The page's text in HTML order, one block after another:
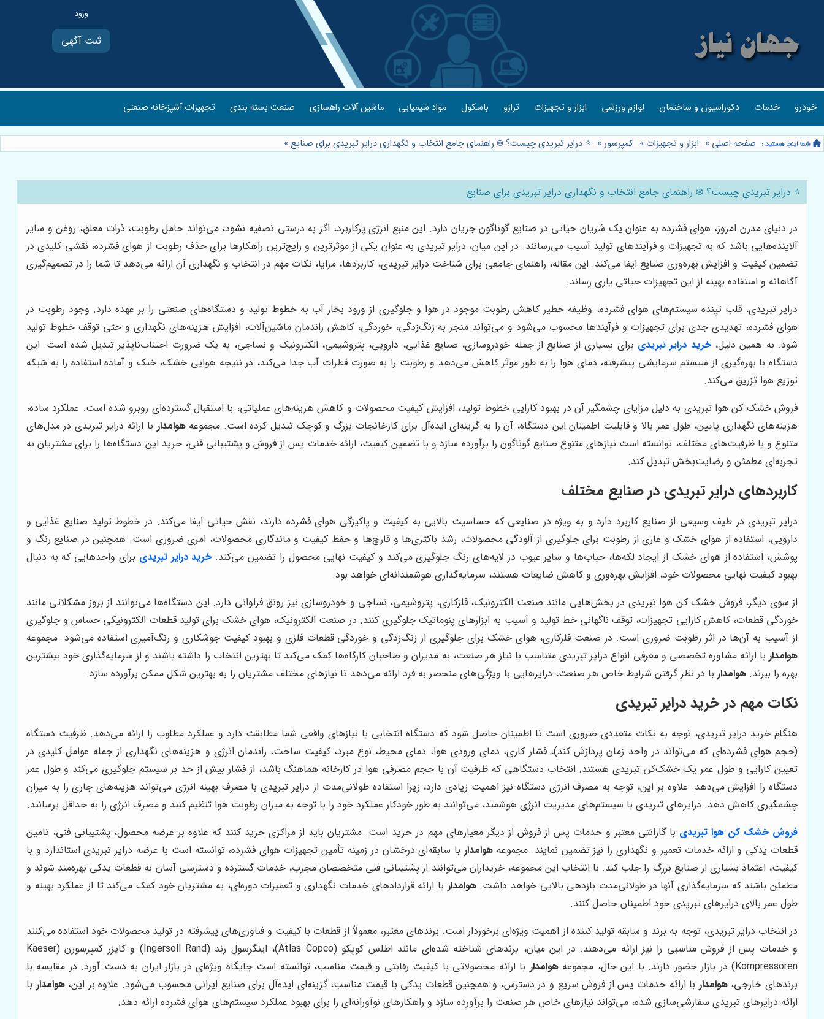
ثبت آگهی
خودرو خدمات دکوراسیون و ساختمان لوازم ورزشی ابزار و تجهیزات ترازو باسکول مواد شیمیایی ماشین آلات راهسازی صنعت بسته بندی تجهیزات آشپزخانه صنعتی
صفحه اصلی » ابزار و تجهیزات » کمپرسور» ⭐️ درایر تبریدی چیست؟ ❄️ راهنمای جامع انتخاب و نگهداری درایر تبریدی برای صنایع»
⭐️ درایر تبریدی چیست؟ ❄️ راهنمای جامع انتخاب و نگهداری درایر تبریدی برای صنایع
در دنیای مدرن امروز، هوای فشرده به عنوان یک شریان حیاتی در صنایع گوناگون جریان دارد. این منبع انرژی پرکاربرد، اگر به درستی تصفیه نشود، می‌تواند حامل رطوبت، ذرات معلق، روغن و سایر
آلاینده‌هایی باشد که به تجهیزات و فرآیندهای تولید آسیب می‌رسانند. در این میان، درایر تبریدی به عنوان یکی از موثرترین و رایج‌ترین راهکارها برای حذف رطوبت از هوای فشرده، نقشی کلیدی در
تضمین کیفیت و افزایش بهره‌وری صنایع ایفا می‌کند. این مقاله، راهنمای جامعی برای شناخت درایر تبریدی، کاربردها، مزایا، نکات مهم در انتخاب و نگهداری آن ارائه می‌دهد تا شما را در تصمیم‌گیری
آگاهانه و استفاده بهینه از این تجهیزات حیاتی یاری رساند.
درایر تبریدی، قلب تپنده سیستم‌های هوای فشرده، وظیفه خطیر کاهش رطوبت موجود در هوا و جلوگیری از ورود بخار آب به خطوط تولید و دستگاه‌های صنعتی را بر عهده دارد. وجود رطوبت در
هوای فشرده، تهدیدی جدی برای تجهیزات و فرآیندها محسوب می‌شود و می‌تواند منجر به زنگ‌زدگی، خوردگی، کاهش راندمان ماشین‌آلات، افزایش هزینه‌های نگهداری و حتی توقف خطوط تولید
شود. به همین دلیل،خرید درایر تبریدی برای بسیاری از صنایع از جمله خودروسازی، صنایع غذایی، دارویی، پتروشیمی، الکترونیک و نساجی، به یک ضرورت اجتناب‌ناپذیر تبدیل شده است. این
دستگاه با بهره‌گیری از سیستم سرمایشی پیشرفته، دمای هوا را به طور موثر کاهش می‌دهد و رطوبت را به صورت قطرات آب جدا می‌کند، در نتیجه هوایی خشک، خنک و آماده استفاده را به شبکه
توزیع هوا تزریق می‌کند.
فروش خشک کن هوا تبریدی به دلیل مزایای چشمگیر آن در بهبود کارایی خطوط تولید، افزایش کیفیت محصولات و کاهش هزینه‌های عملیاتی، با استقبال گسترده‌ای روبرو شده است. عملکرد ساده،
هزینه‌های نگهداری پایین، طول عمر بالا و قابلیت اطمینان این دستگاه، آن را به گزینه‌ای ایده‌آل برای کارخانجات بزرگ و کوچک تبدیل کرده است. مجموعههوامدار با ارائه درایر تبریدی در مدل‌های
متنوع و با ظرفیت‌های مختلف، توانسته است نیازهای متنوع صنایع گوناگون را برآورده سازد و با تضمین کیفیت، ارائه خدمات پس از فروش و پشتیبانی فنی، خرید این دستگاه‌ها را برای مشتریان به
تجربه‌ای مطمئن و رضایت‌بخش تبدیل کند.
کاربردهای درایر تبریدی در صنایع مختلف
درایر تبریدی در طیف وسیعی از صنایع کاربرد دارد و به ویژه در صنایعی که حساسیت بالایی به کیفیت و پاکیزگی هوای فشرده دارند، نقش حیاتی ایفا می‌کند. در خطوط تولید صنایع غذایی و
دارویی، استفاده از هوای خشک و عاری از رطوبت برای جلوگیری از آلودگی محصولات، رشد باکتری‌ها و قارچ‌ها و حفظ کیفیت و ماندگاری محصولات، امری ضروری است. همچنین در صنایع رنگ و
پوشش، استفاده از هوای خشک از ایجاد لکه‌ها، حباب‌ها و سایر عیوب در لایه‌های رنگ جلوگیری می‌کند و کیفیت نهایی محصول را تضمین می‌کند. خرید درایر تبریدی برای واحدهایی که به دنبال
بهبود کیفیت نهایی محصولات خود، افزایش بهره‌وری و کاهش ضایعات هستند، سرمایه‌گذاری هوشمندانه‌ای خواهد بود.
از سوی دیگر، فروش خشک کن هوا تبریدی در بخش‌هایی مانند صنعت الکترونیک، فلزکاری، پتروشیمی، نساجی و خودروسازی نیز رونق فراوانی دارد. این دستگاه‌ها می‌توانند از بروز مشکلاتی مانند
خوردگی قطعات، کاهش کارایی تجهیزات، توقف ناگهانی خط تولید و آسیب به ابزارهای پنوماتیک جلوگیری کنند. در صنعت الکترونیک، هوای خشک برای تولید قطعات الکترونیکی حساس و جلوگیری
از آسیب به آن‌ها در اثر رطوبت ضروری است. در صنعت فلزکاری، هوای خشک برای جلوگیری از زنگ‌زدگی و خوردگی قطعات فلزی و بهبود کیفیت جوشکاری و رنگ‌آمیزی استفاده می‌شود. مجموعه
هوامدار با ارائه مشاوره تخصصی و معرفی انواع درایر تبریدی متناسب با نیاز هر صنعت، به مدیران و صاحبان کارگاه‌ها کمک می‌کند تا بهترین انتخاب را داشته باشند و از سرمایه‌گذاری خود بیشترین
بهره را ببرند. هوامدار با در نظر گرفتن شرایط خاص هر صنعت، درایرهایی با ویژگی‌های منحصر به فرد ارائه می‌دهد تا نیازهای مختلف مشتریان را به بهترین شکل ممکن برآورده سازد.
نکات مهم در خرید درایر تبریدی
هنگام خرید درایر تبریدی، توجه به نکات متعددی ضروری است تا اطمینان حاصل شود که دستگاه انتخابی با نیازهای واقعی شما مطابقت دارد و عملکرد مطلوب را ارائه می‌دهد. ظرفیت دستگاه
(حجم هوای فشرده‌ای که می‌تواند در واحد زمان پردازش کند)، فشار کاری، دمای ورودی هوا، دمای محیط، نوع مبرد، کیفیت ساخت، راندمان انرژی و هزینه‌های نگهداری از جمله عوامل کلیدی در
تعیین کارایی و طول عمر یک خشک‌کن تبریدی هستند. انتخاب دستگاهی که ظرفیت آن با حجم مصرفی هوا در کارخانه هماهنگ باشد، از فشار بیش از حد بر سیستم جلوگیری می‌کند و طول عمر
دستگاه را افزایش می‌دهد. علاوه بر این، توجه به مصرف انرژی دستگاه نیز اهمیت زیادی دارد، زیرا استفاده طولانی‌مدت از درایر تبریدی با مصرف بهینه انرژی می‌تواند هزینه‌های جاری را به میزان
چشمگیری کاهش دهد. درایرهای تبریدی با سیستم‌های مدیریت انرژی هوشمند، می‌توانند به طور خودکار عملکرد خود را با توجه به میزان رطوبت هوا تنظیم کنند و مصرف انرژی را به حداقل برسانند.
فروش خشک کن هوا تبریدی با گارانتی معتبر و خدمات پس از فروش از دیگر معیارهای مهم در خرید است. مشتریان باید از مراکزی خرید کنند که علاوه بر عرضه محصول، پشتیبانی فنی، تامین
قطعات یدکی و ارائه خدمات تعمیر و نگهداری را نیز تضمین نمایند. مجموعه هوامدار با سابقه‌ای درخشان در زمینه تأمین تجهیزات هوای فشرده، توانسته است با عرضه درایر تبریدی استاندارد و با
کیفیت، اعتماد بسیاری از صنایع بزرگ را جلب کند. با انتخاب این مجموعه، خریداران می‌توانند از پشتیبانی فنی متخصصان مجرب، خدمات گسترده و دسترسی آسان به قطعات یدکی بهره‌مند شوند و
مطمئن باشند که سرمایه‌گذاری آنها در طولانی‌مدت بازدهی بالایی خواهد داشت.هوامدار با ارائه قراردادهای خدمات نگهداری و تعمیرات دوره‌ای، به مشتریان خود کمک می‌کند تا از عملکرد بهینه و
طول عمر بالای درایرهای تبریدی خود اطمینان حاصل کنند.
در انتخاب درایر تبریدی، توجه به برند و سابقه تولید کننده از اهمیت ویژه‌ای برخوردار است. برندهای معتبر، معمولاً از قطعات با کیفیت و فناوری‌های پیشرفته در تولید محصولات خود استفاده می‌کنند
و خدمات پس از فروش مناسبی را نیز ارائه می‌دهند. در این میان، برندهای شناخته شده‌ای مانند اطلس کوپکو (Atlas Copco)، اینگرسول رند (Ingersoll Rand) و کایزر کمپرسورن (Kaeser
Kompressoren) در بازار حضور دارند. با این حال، مجموعه
هوامدار با ارائه محصولاتی با کیفیت رقابتی و قیمت مناسب، توانسته است جایگاه ویژه‌ای در بازار ایران به دست آورد. در مقایسه با
برندهای خارجی،هوامدار با ارائه خدمات پس از فروش سریع و در دسترس، و همچنین قطعات یدکی با قیمت مناسب، گزینه‌ای ایده‌آل برای صنایع ایرانی محسوب می‌شود. علاوه بر این،هوامدار با
ارائه درایرهای تبریدی سفارشی‌سازی شده، می‌تواند نیازهای خاص هر صنعت را برآورده سازد و راهکارهای نوآورانه‌ای را برای بهبود عملکرد سیستم‌های هوای فشرده ارائه دهد.